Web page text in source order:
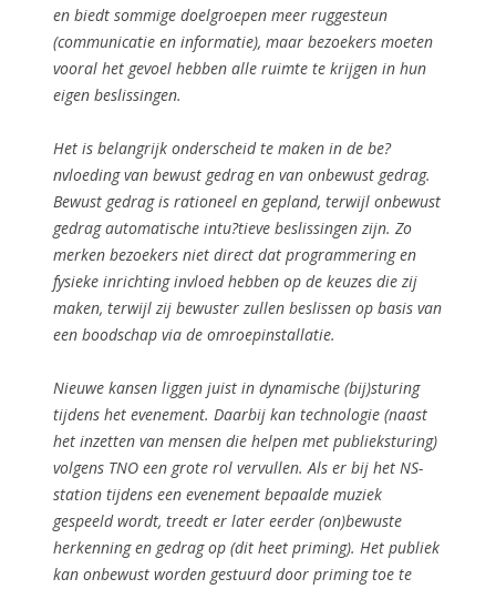
en biedt sommige doelgroepen meer ruggesteun
(communicatie en informatie), maar bezoekers moeten
vooral het gevoel hebben alle ruimte te krijgen in hun
eigen beslissingen.
Het is belangrijk onderscheid te maken in de be?
nvloeding van bewust gedrag en van onbewust gedrag.
Bewust gedrag is rationeel en gepland, terwijl onbewust
gedrag automatische intu?tieve beslissingen zijn. Zo
merken bezoekers niet direct dat programmering en
fysieke inrichting invloed hebben op de keuzes die zij
maken, terwijl zij bewuster zullen beslissen op basis van
een boodschap via de omroepinstallatie.
Nieuwe kansen liggen juist in dynamische (bij)sturing
tijdens het evenement. Daarbij kan technologie (naast
het inzetten van mensen die helpen met publieksturing)
volgens TNO een grote rol vervullen. Als er bij het NS-
station tijdens een evenement bepaalde muziek
gespeeld wordt, treedt er later eerder (on)bewuste
herkenning en gedrag op (dit heet priming). Het publiek
kan onbewust worden gestuurd door priming toe te